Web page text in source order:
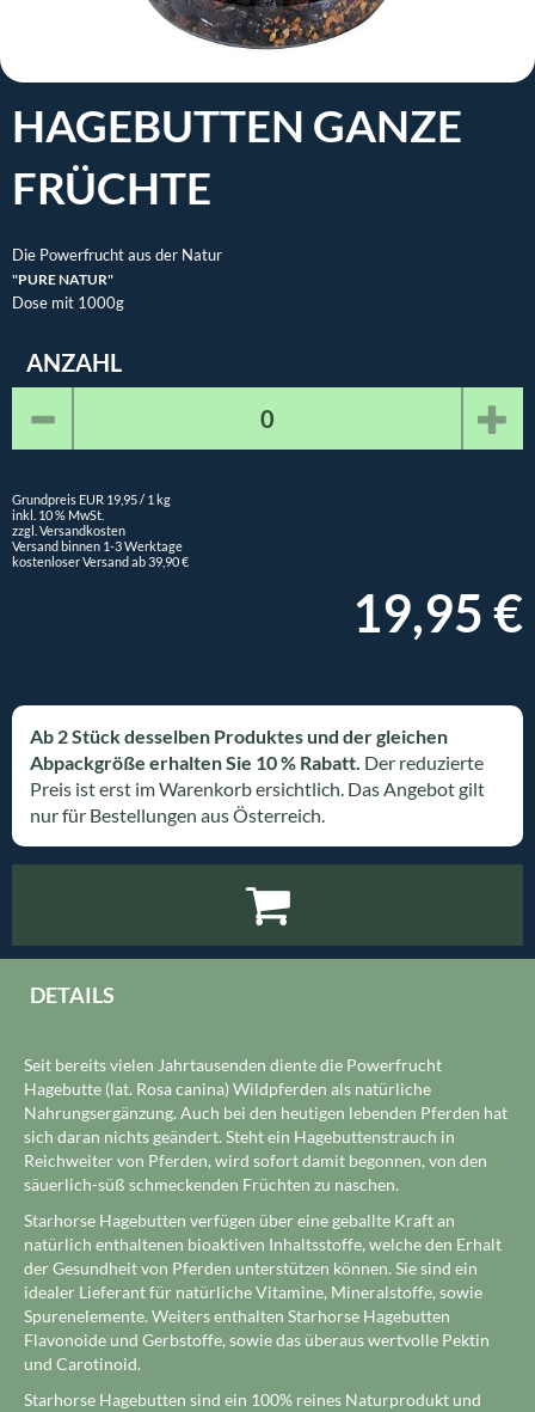
HAGEBUTTEN GANZE
FRÜCHTE
Die Powerfrucht aus der Natur
"PURE NATUR"
Dose mit 1000g
ANZAHL
Grundpreis EUR 19,95 / 1 kg
inkl. 10 % MwSt.
zzgl. Versandkosten
Versand binnen 1-3 Werktage
kostenloser Versand ab 39,90 €
19,95 €
Ab 2 Stück desselben Produktes und der gleichen
Abpackgröße erhalten Sie 10 % Rabatt. Der reduzierte
Preis ist erst im Warenkorb ersichtlich. Das Angebot gilt
nur für Bestellungen aus Österreich.
DETAILS
Seit bereits vielen Jahrtausenden diente die Powerfrucht
Hagebutte (lat. Rosa canina) Wildpferden als natürliche
Nahrungsergänzung. Auch bei den heutigen lebenden Pferden hat
sich daran nichts geändert. Steht ein Hagebuttenstrauch in
Reichweiter von Pferden, wird sofort damit begonnen, von den
säuerlich-süß schmeckenden Früchten zu naschen.
Starhorse Hagebutten verfügen über eine geballte Kraft an
natürlich enthaltenen bioaktiven Inhaltsstoffe, welche den Erhalt
der Gesundheit von Pferden unterstützen können. Sie sind ein
idealer Lieferant für natürliche Vitamine, Mineralstoffe, sowie
Spurenelemente. Weiters enthalten Starhorse Hagebutten
Flavonoide und Gerbstoffe, sowie das überaus wertvolle Pektin
und Carotinoid.
Starhorse Hagebutten sind ein 100% reines Naturprodukt und